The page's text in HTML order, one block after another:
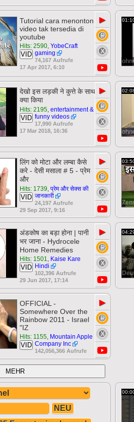
Tutorial cara menonton
video tak tersedia di
youtube
Hits: 2590, YobeCraft
gaming
VID
74,167 Aufrufe
17 Apr 2017, 6:10
▶
देखो इस लड़की ने कुत्ते के साथ
क्या किया
Hits: 2195, entertainment &
funny videos
VID
17,990 Aufrufe
17 Mar 2018, 16:36
▶
लिंग को मोटा और लम्बा कैसे
करे - देसी मसाला # 5 - प्रेम
और
Hits: 1739, प्रेम और सेक्स की
जानकारी
VID
24,197 Aufrufe
29 Sep 2017, 9:16
▶
अंडकोष का बड़ा होना | पानी
भर जाना - Hydrocele
Home Remedies
Hits: 1501, Kaise Kare
Hindi
VID
102,396 Aufrufe
29 Jun 2017, 17:14
▶
OFFICIAL -
Somewhere Over the
Rainbow 2011 - Israel
"IZ
Hits: 1155, Mountain Apple
Company Inc
VID
142,056,366 Aufrufe
▶
MEHR
NEU